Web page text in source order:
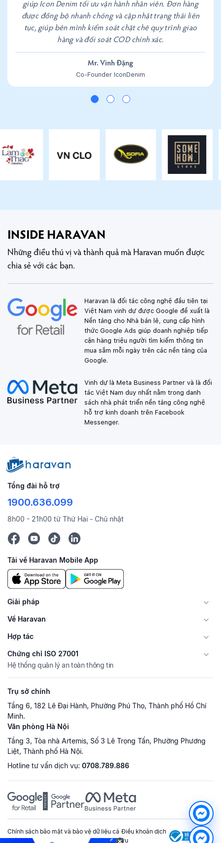
giúp Icon Denim tối ưu vận hành nhân viên. Đơn hàng
được đồng bộ nhanh chóng và cập nhật trạng thái liên
tục, giúp bên mình kiểm soát chặt chẽ quy trình giao
hàng và đối soát COD chính xác.
Mr. Vinh Đặng
Co-Founder IconDenim
INSIDE HARAVAN
Những điều thú vị và thành quả mà Haravan muốn được
chia sẻ với các bạn.
Haravan là đối tác công nghệ đầu tiên tại
Việt Nam vinh dự được Google đề xuất là
Nền tảng cho Nhà bán lẻ, cung cấp hình
thức Google Ads giúp doanh nghiệp tiếp
cận hàng triệu người tìm kiếm thông tin
mua sắm mỗi ngày trên các nền tảng của
Google.
Vinh dự là Meta Business Partner và là đối
tác Việt Nam duy nhất nằm trong danh
sách nhà phát triển nền tảng công nghệ
hỗ trợ kinh doanh trên Facebook
Messenger.
Tổng đài hỗ trợ
1900.636.099
8h00 - 21h00 từ Thứ Hai - Chủ nhật
Tải về Haravan Mobile App
Giải pháp
Về Haravan
Hợp tác
Chứng chỉ ISO 27001
Hệ thống quản lý an toàn thông tin
Trụ sở chính
Tầng 6, 182 Lê Đại Hành, Phường Phú Thọ, Thành phố Hồ Chí
Minh.
Văn phòng Hà Nội
Tầng 3, Tòa nhà Artemis, Số 3 Lê Trọng Tấn, Phường Phương
Liệt, Thành phố Hà Nội.
Hotline tư vấn dịch vụ: 0708.789.886
Chính sách bảo mật và bảo vệ dữ liệu cá
nhân
Điều khoản dịch
vụ